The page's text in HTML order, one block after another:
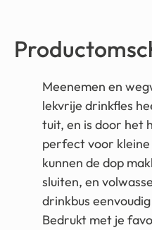
Meenemen en
lekvrije drinkfles
tuit, en is door het
perfect voor
kunnen de dop
sluiten, en
drinkbus
Bedrukt met je